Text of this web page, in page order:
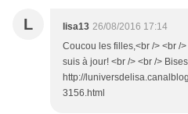
L lisa13 26/08/2016 17:14
Coucou les filles,<br /> <br /
suis à jour! <br /> <br />
http://
3156.html